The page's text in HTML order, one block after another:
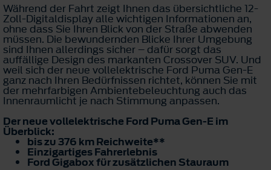
Während der Fahrt zeigt Ihnen das übersichtliche 12-
Zoll-Digitaldisplay alle wichtigen Informationen an,
ohne dass Sie Ihren Blick von der Straße abwenden
müssen. Die bewundernden Blicke Ihrer Umgebung
sind Ihnen allerdings sicher – dafür sorgt das
auffällige Design des markanten Crossover SUV. Und
weil sich der neue vollelektrische Ford Puma Gen-E
ganz nach Ihren Bedürfnissen richtet, können Sie mit
der mehrfarbigen Ambientebeleuchtung auch das
Innenraumlicht je nach Stimmung anpassen.
Der neue vollelektrische Ford Puma Gen-E im
Überblick:
bis zu 376 km Reichweite**
Einzigartiges Fahrerlebnis
Ford Gigabox für zusätzlichen Stauraum